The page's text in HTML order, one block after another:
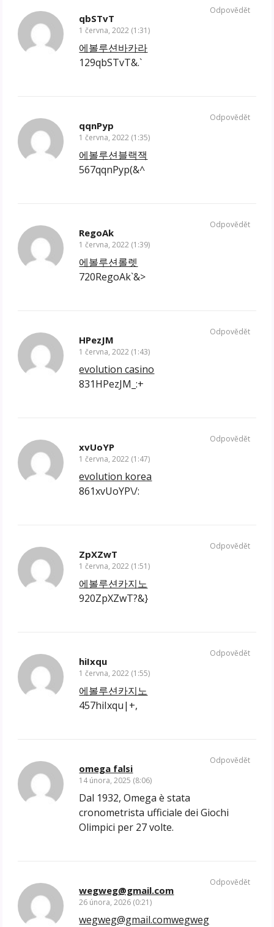
qbSTvT
1 června, 2022 (1:31)
에볼루션바카라
129qbSTvT&.`
Odpovědět
qqnPyp
1 června, 2022 (1:35)
에볼루션블랙잭
567qqnPyp(&^
Odpovědět
RegoAk
1 června, 2022 (1:39)
에볼루션롤렛
720RegoAk`&>
Odpovědět
HPezJM
1 června, 2022 (1:43)
evolution casino
831HPezJM_:+
Odpovědět
xvUoYP
1 června, 2022 (1:47)
evolution korea
861xvUoYP\/:
Odpovědět
ZpXZwT
1 června, 2022 (1:51)
에볼루션카지노
920ZpXZwT?&}
Odpovědět
hiIxqu
1 června, 2022 (1:55)
에볼루션카지노
457hiIxqu|+,
Odpovědět
omega falsi
14 února, 2025 (8:06)
Dal 1932, Omega è stata
cronometrista ufficiale dei Giochi
Olimpici per 27 volte.
Odpovědět
wegweg@gmail.com
26 února, 2026 (0:21)
wegweg@gmail.comwegweg
Odpovědět